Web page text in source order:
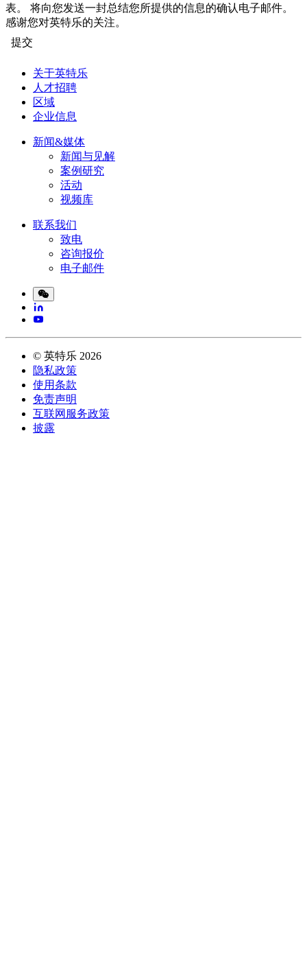
表。 将向您发送一封总结您所提供的信息的确认电子邮件。
感谢您对英特乐的关注。
提交
关于英特乐
人才招聘
区域
企业信息
新闻&媒体
新闻与见解
案例研究
活动
视频库
联系我们
致电
咨询报价
电子邮件
© 英特乐 2026
隐私政策
使用条款
免责声明
互联网服务政策
披露